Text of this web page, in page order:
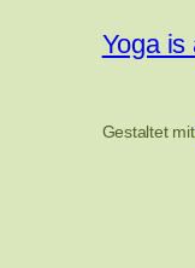
Yoga is
Gestaltet